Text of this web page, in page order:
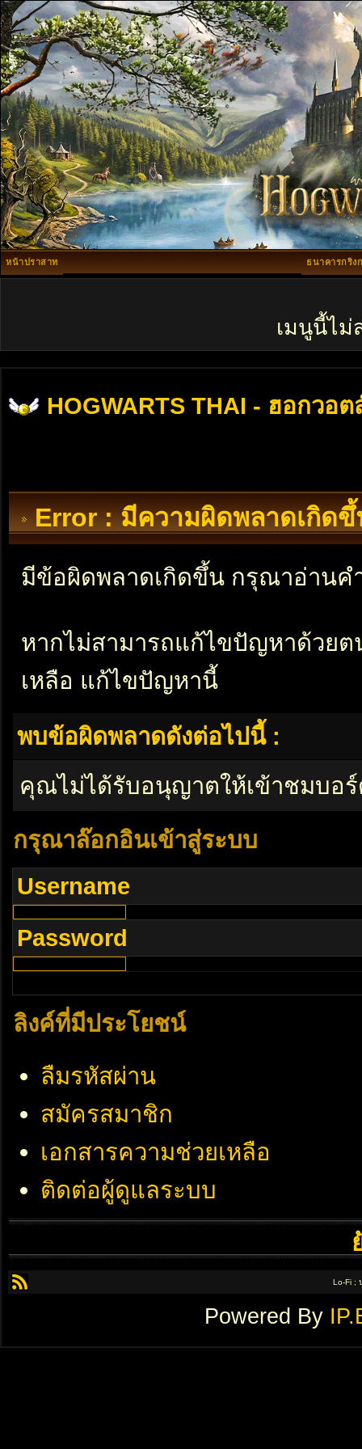
หน้าปราสาท ธนาคารกริง
เมนูนี้ไม่
HOGWARTS THAI - ฮอกวอต
Error : มีความผิดพลาดเกิดขึ้
มีข้อผิดพลาดเกิดขึ้น กรุณาอ่านค
หากไม่สามารถแก้ไขปัญหาด้วย
เหลือ แก้ไขปัญหานี้
พบข้อผิดพลาดดังต่อไปนี้ :
คุณไม่ได้รับอนุญาตให้เข้าชมบอ
กรุณาล๊อกอินเข้าสู่ระบบ
Username
Password
ลิงค์ที่มีประโยชน์
ลืมรหัสผ่าน
สมัครสมาชิก
เอกสารความช่วยเหลือ
ติดต่อผู้ดูแลระบบ
Lo-Fi ;
Powered By